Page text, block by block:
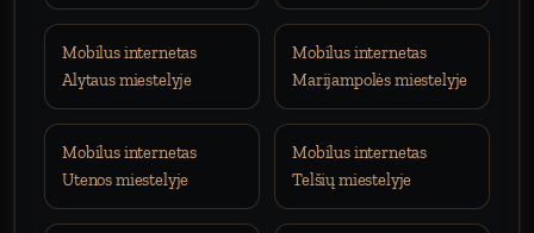
Mobilus internetas
Alytaus miestelyje
Mobilus internetas
Marijampolės miestelyje
Mobilus internetas
Utenos miestelyje
Mobilus internetas
Telšių miestelyje